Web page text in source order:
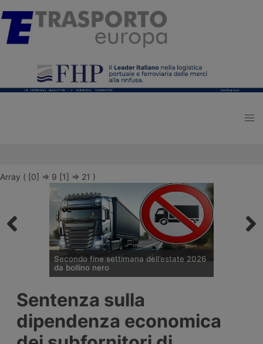
Array ( [0] => 9 [1] => 21 )
Secondo fine settimana dell’estate 2026
da bollino nero
e potenziamento del personale Anas sulla
rete nazionale nel weekend che apre la
settimana di Ferragosto, con oltre 25
milioni di spostamenti attesi tra il 7 e il 9
agosto 2026.
Sentenza sulla
dipendenza economica